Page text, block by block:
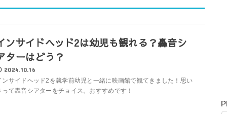
ンサイドヘッド2は幼児も観れる？轟音シ
ターはどう？
2024.10.16
ンサイドヘッド2を就学前幼児と一緒に映画館で観てきました！思い
って轟音シアターをチョイス。おすすめです！